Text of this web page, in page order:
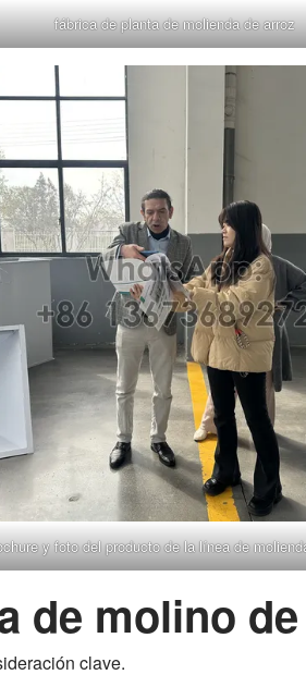
fábrica de planta de molienda de arroz
y foto del producto de la línea de
de molino
clave.